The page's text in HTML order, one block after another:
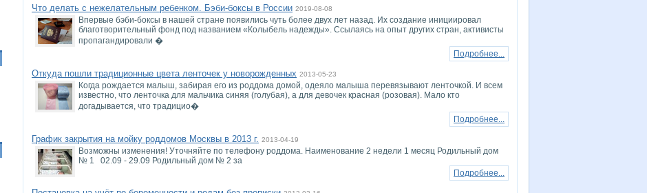
Что делать с нежелательным ребенком. Бэби-боксы в России 2019-08-08
Впервые бэби-боксы в нашей стране появились чуть более двух лет назад. Их создание инициировал
благотворительный фонд под названием «Колыбель надежды». Ссылаясь на опыт других стран, активисты
пропагандировали �
Подробнее...
Откуда пошли традиционные цвета ленточек у новорожденных 2013-05-23
Когда рождается малыш, забирая его из роддома домой, одеяло малыша перевязывают ленточкой. И всем
известно, что ленточка для мальчика синяя (голубая), а для девочек красная (розовая). Мало кто
догадывается, что традицио�
Подробнее...
График закрытия на мойку роддомов Москвы в 2013 г. 2013-04-19
Возможны изменения! Уточняйте по телефону роддома. Наименование 2 недели 1 месяц Родильный дом
№ 1 02.09 - 29.09 Родильный дом № 2 за
Подробнее...